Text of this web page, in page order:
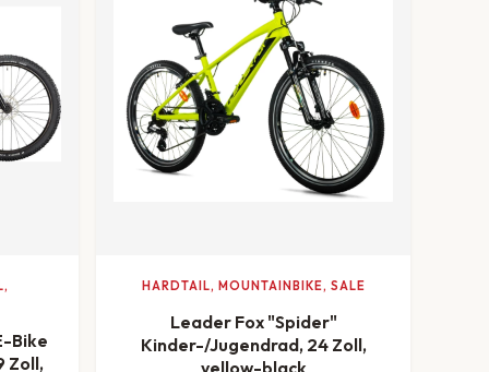
Bike
Zoll,
HARDTAIL, MOUNTAINBIKE, SALE
Leader Fox "Spider"
Kinder-/Jugendrad, 24 Zoll,
yellow-black